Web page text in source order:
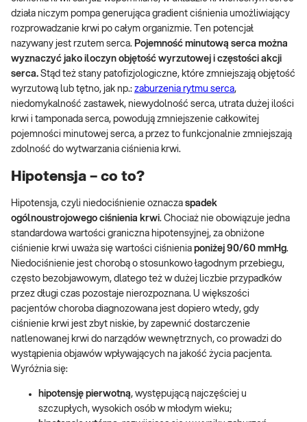
działa niczym pompa generująca gradient ciśnienia umożliwiający
rozprowadzanie krwi po całym organizmie. Ten potencjał
nazywany jest rzutem serca. Pojemność minutową serca można
wyznaczyć jako iloczyn objętość wyrzutowej i częstości akcji
serca. Stąd też stany patofizjologiczne, które zmniejszają objętość
wyrzutową lub tętno, jak np.: zaburzenia rytmu serca,
niedomykalność zastawek, niewydolność serca, utrata dużej ilości
krwi i tamponada serca, powodują zmniejszenie całkowitej
pojemności minutowej serca, a przez to funkcjonalnie zmniejszają
zdolność do wytwarzania ciśnienia krwi.
Hipotensja – co to?
Hipotensja, czyli niedociśnienie oznacza spadek
ogólnoustrojowego ciśnienia krwi. Chociaż nie obowiązuje jedna
standardowa wartości graniczna hipotensyjnej, za obniżone
ciśnienie krwi uważa się wartości ciśnienia poniżej 90/60 mmHg.
Niedociśnienie jest chorobą o stosunkowo łagodnym przebiegu,
często bezobjawowym, dlatego też w dużej liczbie przypadków
przez długi czas pozostaje nierozpoznana. U większości
pacjentów choroba diagnozowana jest dopiero wtedy, gdy
ciśnienie krwi jest zbyt niskie, by zapewnić dostarczenie
natlenowanej krwi do narządów wewnętrznych, co prowadzi do
wystąpienia objawów wpływających na jakość życia pacjenta.
Wyróżnia się:
hipotensję pierwotną, występującą najczęściej u
szczupłych, wysokich osób w młodym wieku;